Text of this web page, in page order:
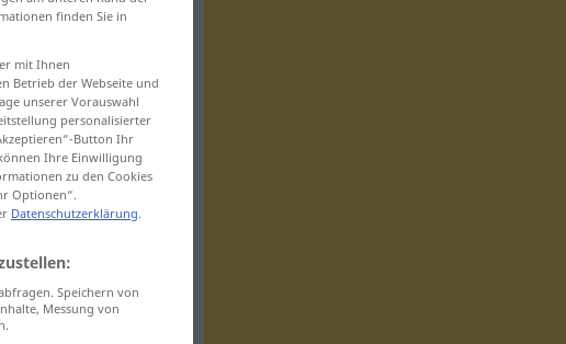
finden Sie in
mit Ihnen
Betrieb der Webseite und
unserer Vorauswahl
personalisierter
Button Ihr
Ihre Einwilligung
zu den Cookies
Optionen“.
Datenschutzerklärung.
Speichern von
Messung von